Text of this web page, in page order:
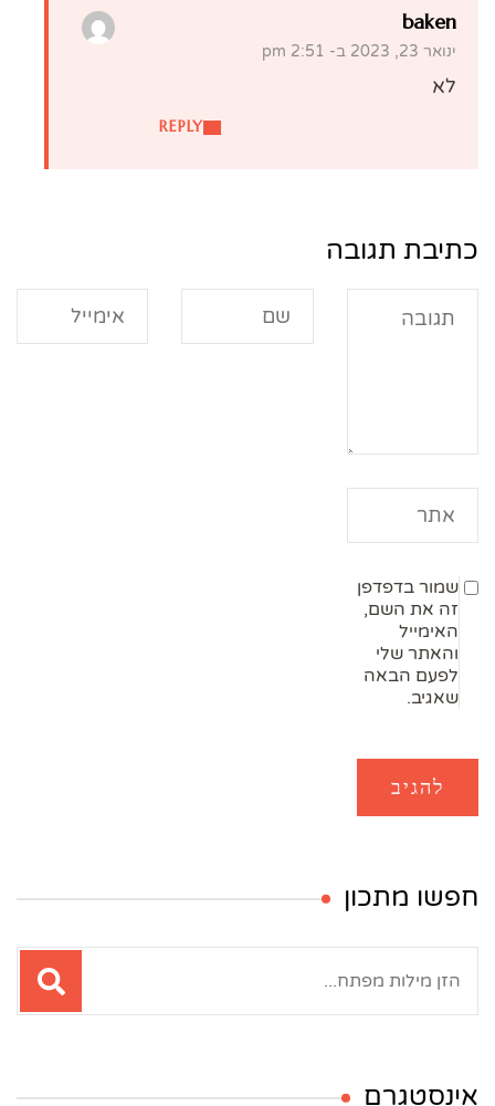
baken
ינואר 23, 2023 ב- 2:51 pm
REPLY
לא
כתיבת תגובה
שמור בדפדפן
זה את השם,
האימייל
והאתר שלי
לפעם הבאה
שאגיב.
חפשו מתכון
אינסטגרם